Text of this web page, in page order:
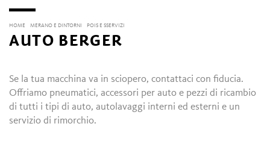
HOME MERANO E DINTORNI POIS E SSERVIZI
AUTO BERGER
Se la tua macchina va in sciopero, contattaci con fiducia.
Offriamo pneumatici, accessori per auto e pezzi di ricambio
di tutti i tipi di auto, autolavaggi interni ed esterni e un
servizio di rimorchio.